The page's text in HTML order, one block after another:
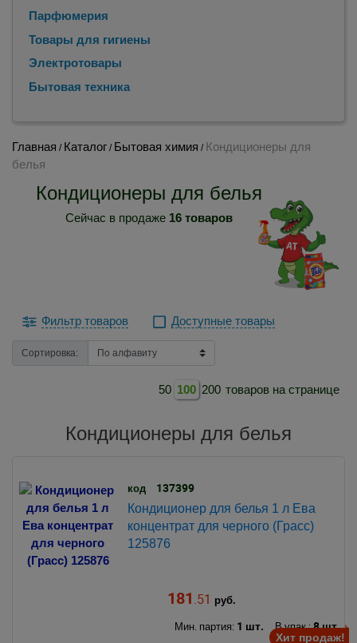
Парфюмерия
Товары для гигиены
Электротовары
Бытовая техника
Главная / Каталог / Бытовая химия / Кондиционеры для
белья
Кондиционеры для белья
Сейчас в продаже 16 товаров
Фильтр товаров Доступные товары
Сортировка:
50 100 200 товаров на странице
Кондиционеры для белья
Хит продаж!
код 137399
Кондиционер для белья 1 л Ева
концентрат для черного (Грасс)
125876
181.51 руб.
Мин. партия: 1 шт. В упак.:8 шт.